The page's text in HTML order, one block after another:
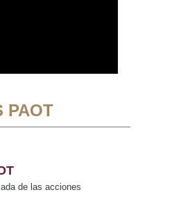
PAOT
de las acciones